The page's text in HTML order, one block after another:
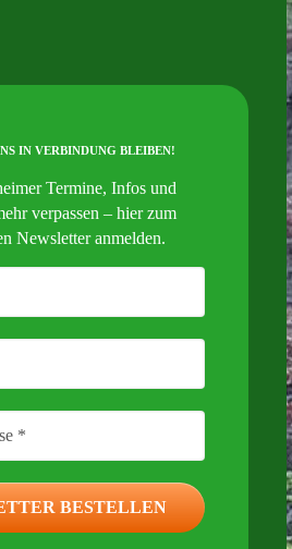
IN VERBINDUNG BLEIBEN!
Termine, Infos und
verpassen – hier zum
Newsletter anmelden.